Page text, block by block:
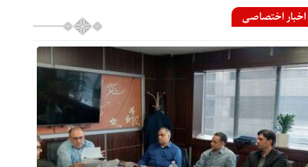
اخبار اختصاصی